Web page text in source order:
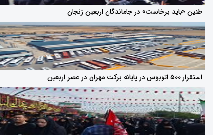
برخاست» در جاماندگان اربعین زنجان